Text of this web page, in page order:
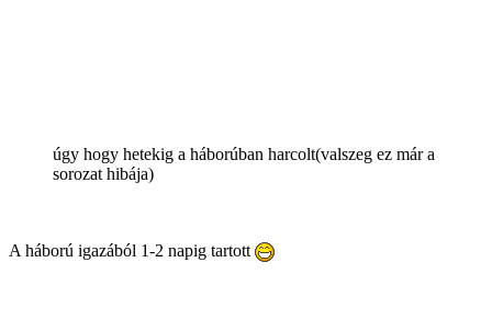
úgy hogy hetekig a háborúban harcolt(valszeg ez már a
sorozat hibája)
A háború igazából 1-2 napig tartott